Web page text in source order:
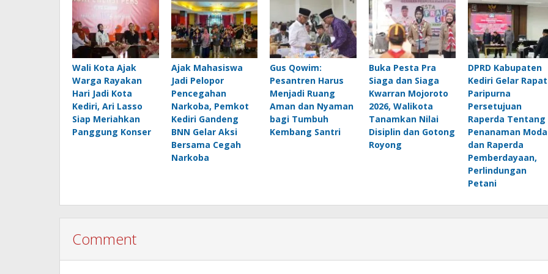
Wali Kota Ajak
Warga Rayakan
Hari Jadi Kota
Kediri, Ari Lasso
Siap Meriahkan
Panggung Konser
Ajak Mahasiswa
Jadi Pelopor
Pencegahan
Narkoba, Pemkot
Kediri Gandeng
BNN Gelar Aksi
Bersama Cegah
Narkoba
Gus Qowim:
Pesantren Harus
Menjadi Ruang
Aman dan Nyaman
bagi Tumbuh
Kembang Santri
Buka Pesta Pra
Siaga dan Siaga
Kwarran Mojoroto
2026, Walikota
Tanamkan Nilai
Disiplin dan Gotong
Royong
DPRD Kabupaten
Kediri Gelar Rapat
Paripurna
Persetujuan
Raperda Tentang
Penanaman
dan Raperda
Pemberdayaan,
Perlindungan
Petani
Comment